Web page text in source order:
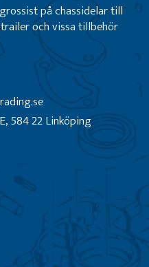
på chassidelar till
och vissa tillbehör
584 22 Linköping